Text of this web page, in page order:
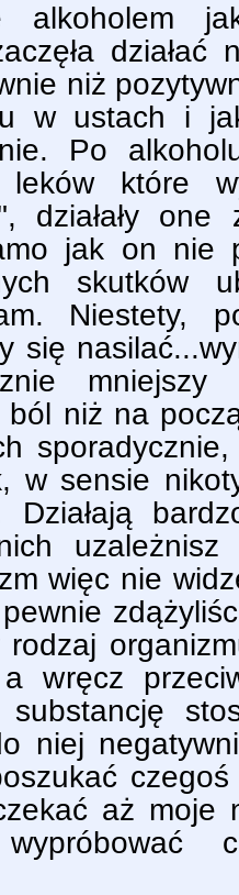
działać
niż
w ustach i
Po
które
działały
jak on nie
skutków
Niestety,
się
niż na
w sensie
Działają
uzależnisz
więc nie
rodzaj
wręcz
substancję
niej
aż moje